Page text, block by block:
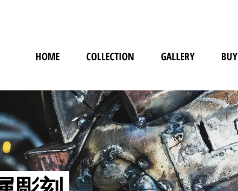
HOME COLLECTION GALLERY BUY